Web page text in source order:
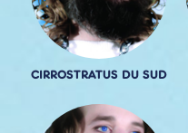
CIRROSTRATUS DU SUD